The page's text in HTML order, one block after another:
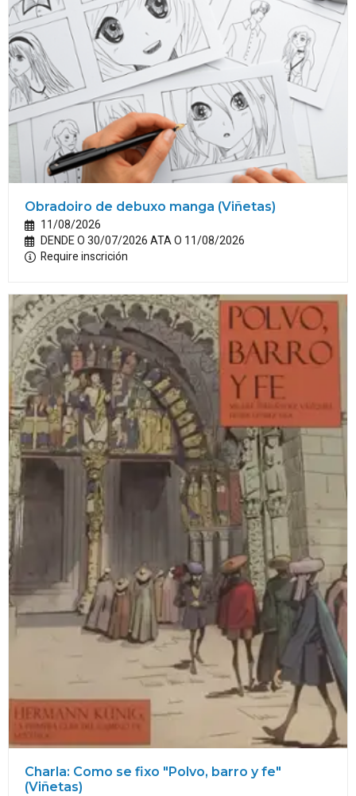
Obradoiro de debuxo manga (Viñetas)
11/08/2026
DENDE O 30/07/2026 ATA O 11/08/2026
Require inscrición
Charla: Como se fixo "Polvo, barro y fe"
(Viñetas)